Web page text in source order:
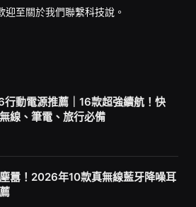
迎至關於我們聯繫科技說。
行動電源推薦｜16款超強續航！快
線、筆電、旅行必備
囂！2026年10款真無線藍牙降噪耳